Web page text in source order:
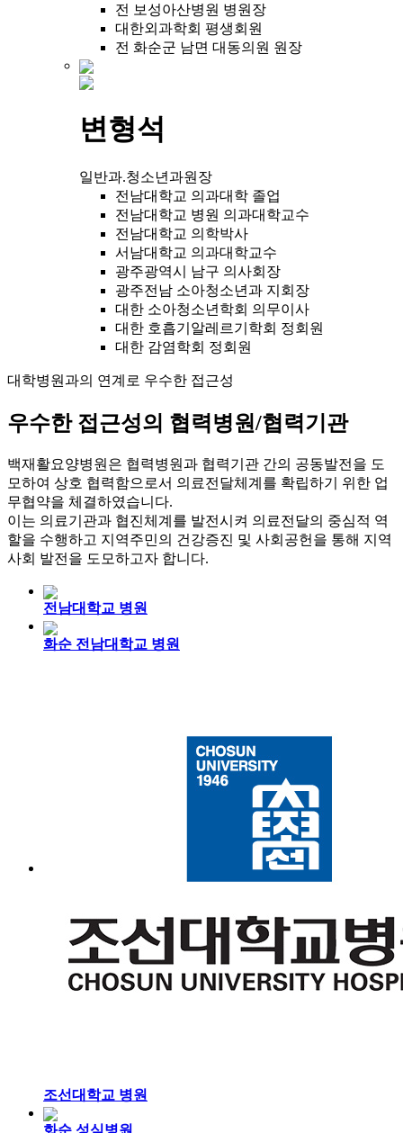
전 보성아산병원 병원장
대한외과학회 평생회원
전 화순군 남면 대동의원 원장
변형석
일반과.청소년과원장
전남대학교 의과대학 졸업
전남대학교 병원 의과대학교수
전남대학교 의학박사
서남대학교 의과대학교수
광주광역시 남구 의사회장
광주전남 소아청소년과 지회장
대한 소아청소년학회 의무이사
대한 호흡기알레르기학회 정회원
대한 감염학회 정회원
대학병원과의 연계로 우수한 접근성
우수한 접근성의 협력병원/협력기관
백재활요양병원은 협력병원과 협력기관 간의 공동발전을 도
모하여 상호 협력함으로서 의료전달체계를 확립하기 위한 업
무협약을 체결하였습니다.
이는 의료기관과 협진체계를 발전시켜 의료전달의 중심적 역
할을 수행하고 지역주민의 건강증진 및 사회공헌을 통해 지역
사회 발전을 도모하고자 합니다.
전남대학교 병원
화순 전남대학교 병원
조선대학교 병원
화순 성심병원